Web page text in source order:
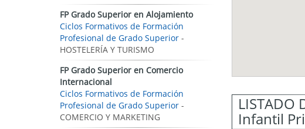
LISTADO
Infantil
FP Grado Superior en Alojamiento
Ciclos Formativos de Formación
Profesional de Grado Superior -
HOSTELERÍA Y TURISMO
FP Grado Superior en Comercio
Internacional
Ciclos Formativos de Formación
Profesional de Grado Superior -
COMERCIO Y MARKETING